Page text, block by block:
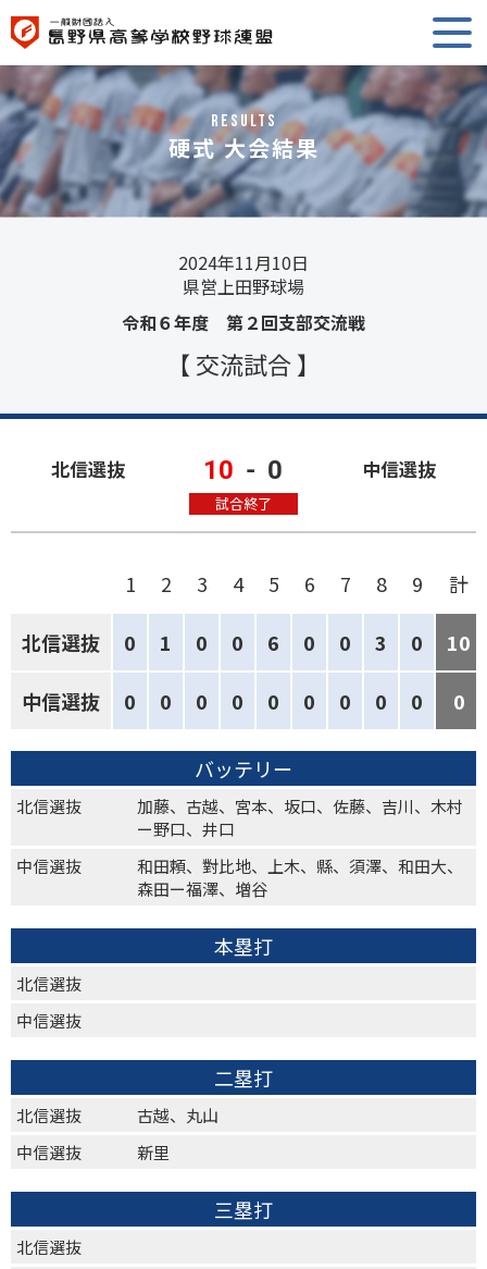
RESULTS
硬式 大会結果
2024年11月10日
県営上田野球場
令和６年度 第２回支部交流戦
【 交流試合 】
北信選抜 10 - 0
試合終了
中信選抜
1 2 3 4 5 6 7 8 9 計
北信選抜 0 1 0 0 6 0 0 3 0 10
中信選抜 0 0 0 0 0 0 0 0 0 0
バッテリー
北信選抜
加藤、古越、宮本、坂口、佐藤、吉川、木村
ー野口、井口
中信選抜
和田頼、對比地、上木、縣、須澤、和田大、
森田ー福澤、増谷
本塁打
北信選抜
中信選抜
二塁打
北信選抜
古越、丸山
中信選抜
新里
三塁打
北信選抜